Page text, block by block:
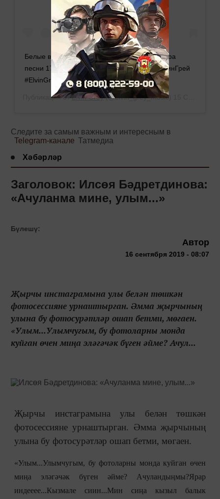
Белые волосы поменяют цвет... ⠀ ⠀ Премьера
песни 17 сентября ⠀⠀ #БелыеВолосы #ЭлвинГрей
#ElvinGrey
Публикация отElvin Grey(@elvin_grey_music)
Следите за самым важным и интересным в
Telegram-канале Татмедиа
Хәбәрләр
Заголовок: Илсөя Бәдретдинова:
«Ачуланма мине, улым...»
Бүлешү:
Автор
16 сентября 2019 - 08:07
Җырчы инстаграмына улы белән төшкән
фотосессияне урнаштырган. Әмма җырчының
улына бу фотосурәтләр ошап бетми, мөгаен.
«Улым...Улымчугым, бу фотоларны монда
куйган өчен миңа эләгәчәк бүген әйме? Ачул...
Җырчы инстаграмына улы белән төшкән
фотосессияне урнаштырган. Әмма җырчының
улына бу фотосурәтләр ошап бетми, мөгаен.
«Улым...Улымчугым, бу фотоларны монда куйган өчен
миңа эләгәчәк бүген әйме? Ачуландыңмы?Ярар
индееее...Кызмале сиин...Мин сиңа кызыл балык